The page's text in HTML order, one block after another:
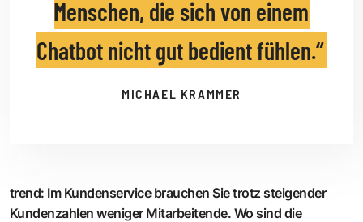
Menschen, die sich von einem
Chatbot nicht gut bedient fühlen.
MICHAEL KRAMMER
trend: Im Kundenservice brauchen Sie trotz steigender
Kundenzahlen weniger Mitarbeitende. Wo sind die